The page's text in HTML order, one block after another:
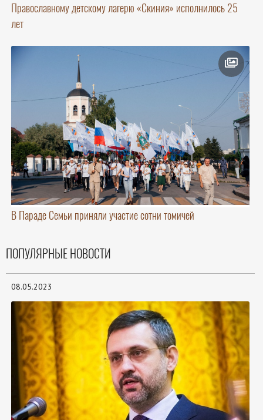
Православному детскому лагерю «Скиния» исполнилось 25
лет
В Параде Семьи приняли участие сотни томичей
ПОПУЛЯРНЫЕ НОВОСТИ
08.05.2023